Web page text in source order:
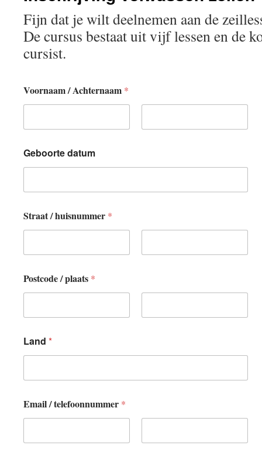
Fijn dat je wilt deelnemen aan de
De cursus bestaat uit vijf lessen en de
cursist.
Voornaam / Achternaam *
Geboorte datum
a
t
m
*
Straat / huisnummer *
Postcode / plaats *
Land *
Email / telefoonnummer *